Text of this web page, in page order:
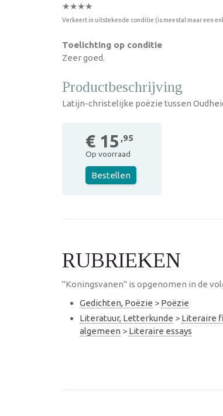
★★★★
Verkeert in uitstekende conditie (is meestal maar een
Toelichting op conditie
Zeer goed.
Productbeschrijving
Latijn-christelijke poëzie tussen
€ 15 ,95
Op voorraad
Bestellen
RUBRIEKEN
"Koningsvanen" is opgenomen in de
Gedichten, Poëzie > Poëzie
Literatuur, Letterkunde > Literaire
algemeen > Literaire essays